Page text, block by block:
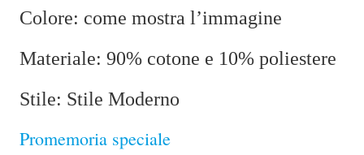
Colore: come mostra l’immagine
Materiale: 90% cotone e 10% poliestere
Stile: Stile Moderno
Promemoria speciale